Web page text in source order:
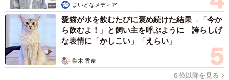
ています。今回、標本用に未受精卵をご提供いただけるこ
とになり嬉しいです」
卵の生みの親は、世界最恐のヒクイドリ！
ーー先生もヒクイドリの卵をご覧になるのは初めてのよう
まいどなメディア
愛猫が水を飲むたびに褒め続けた結果→「今か
ら飲むよ！」と飼い主を呼ぶように 誇らしげ
な表情に「かしこい」「えらい」
梨木 香奈
６位以降を見る